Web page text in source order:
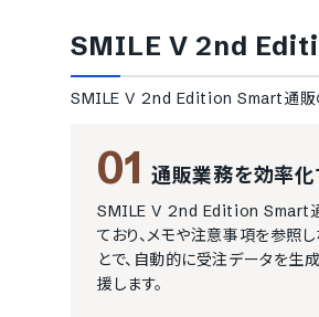
SMILE V 2nd
SMILE V 2nd Edition Smart通販
01 通販業務を効率
SMILE V 2nd Edition Smart通
ており、メモや注意事項を参照
とで、自動的に受注データを生
援します。